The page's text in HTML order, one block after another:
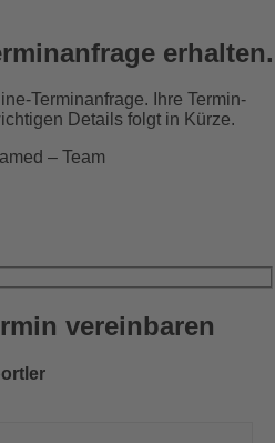
erhalten.
Terminanfrage. Ihre Termin-
Details folgt in Kürze.
– Team
vereinbaren